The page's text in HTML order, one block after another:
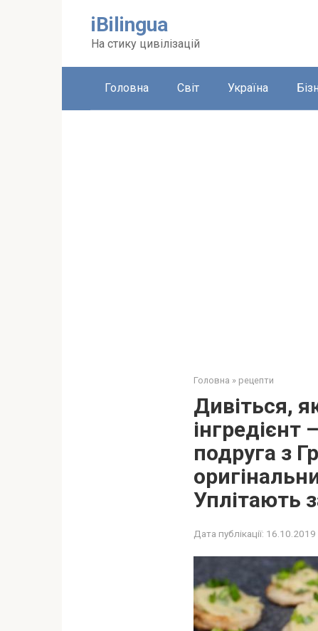
iBilingua
На стику цивілізацій
Головна Світ Україна
Головна » рецепти
Дивіться,
інгредієнт
подруга з
Уплітають
Дата публікації: 16.10.2019